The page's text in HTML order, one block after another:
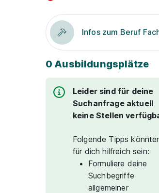
Infos zum Beruf
0 Ausbildungsplätze
Leider sind für deine
Suchanfrage aktuell
keine Stellen
Folgende Tipps
für dich hilfreich sein:
Formuliere deine
Suchbegriffe
allgemeiner